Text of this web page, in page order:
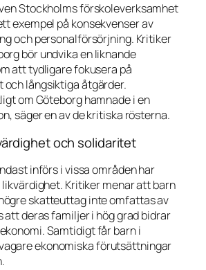
Stockholms förskoleverksamhet
exempel på konsekvenser av
och personalförsörjning. Kritiker
bör undvika en liknande
att tydligare fokusera på
och långsiktiga åtgärder.
om Göteborg hamnade i en
säger en av de kritiska rösterna.
och solidaritet
införs i vissa områden har
Kritiker menar att barn
skatteuttag inte omfattas av
att deras familjer i hög grad bidrar
Samtidigt får barn i
ekonomiska förutsättningar